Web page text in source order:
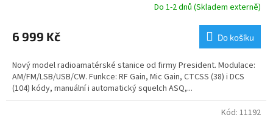
produktu
je
z
5
hvězdiček.
Do 1-2 dnů (Skladem externě)
6 999 Kč Do košíku
Nový model radioamatérské stanice od firmy President. Modulace:
AM/FM/LSB/USB/CW. Funkce: RF Gain, Mic Gain, CTCSS (38) i DCS
(104) kódy, manuální i automatický squelch ASQ,...
Kód: 11192